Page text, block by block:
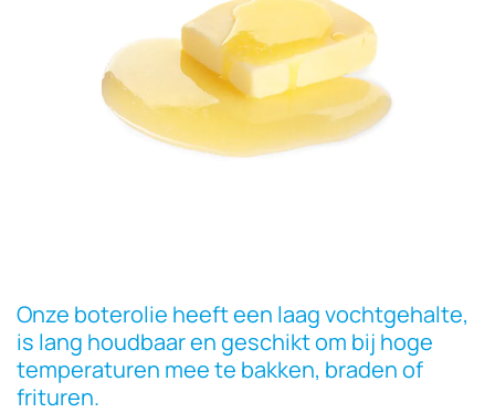
Onze boterolie heeft een laag vochtgehalte,
is lang houdbaar en geschikt om bij hoge
temperaturen mee te bakken, braden of
frituren.